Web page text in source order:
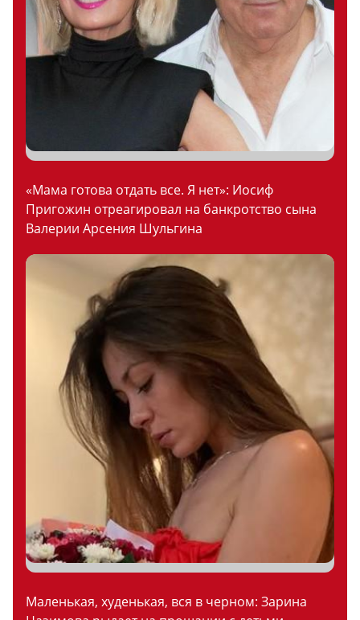
«Мама готова отдать все. Я нет»: Иосиф
Пригожин отреагировал на банкротство сына
Валерии Арсения Шульгина
Маленькая, худенькая, вся в черном: Зарина